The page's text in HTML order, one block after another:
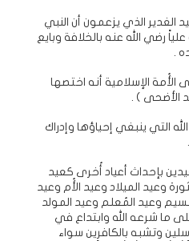
الغدير الذي يزعمون أن النبي
رضي الله عنه بالخلافة وبايع
.
الإسلامية أنه اختصها
الأضحى ) .
التي ينبغي إحياؤها وإدراك
بإحداث أعياد أُخرى كعيد
وعيد الميلاد وعيد الأُم وعيد
وعيد المُعلم وعيد المولد
ما شرعه الله وابتداع في
وتشبه بالكافرين سواء